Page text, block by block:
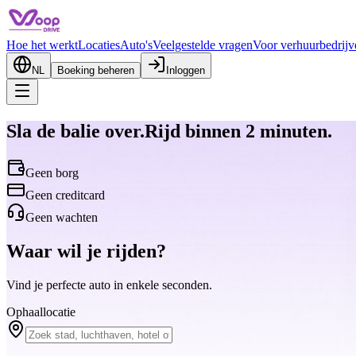
Hoe het werktLocatiesAuto'sVeelgestelde vragenVoor
NL Boeking beheren Inloggen
Sla de balie over.Rijd binnen 2 minuten.
Geen borg
Geen creditcard
Geen wachten
Waar wil je rijden?
Vind je perfecte auto in enkele seconden.
Ophaallocatie